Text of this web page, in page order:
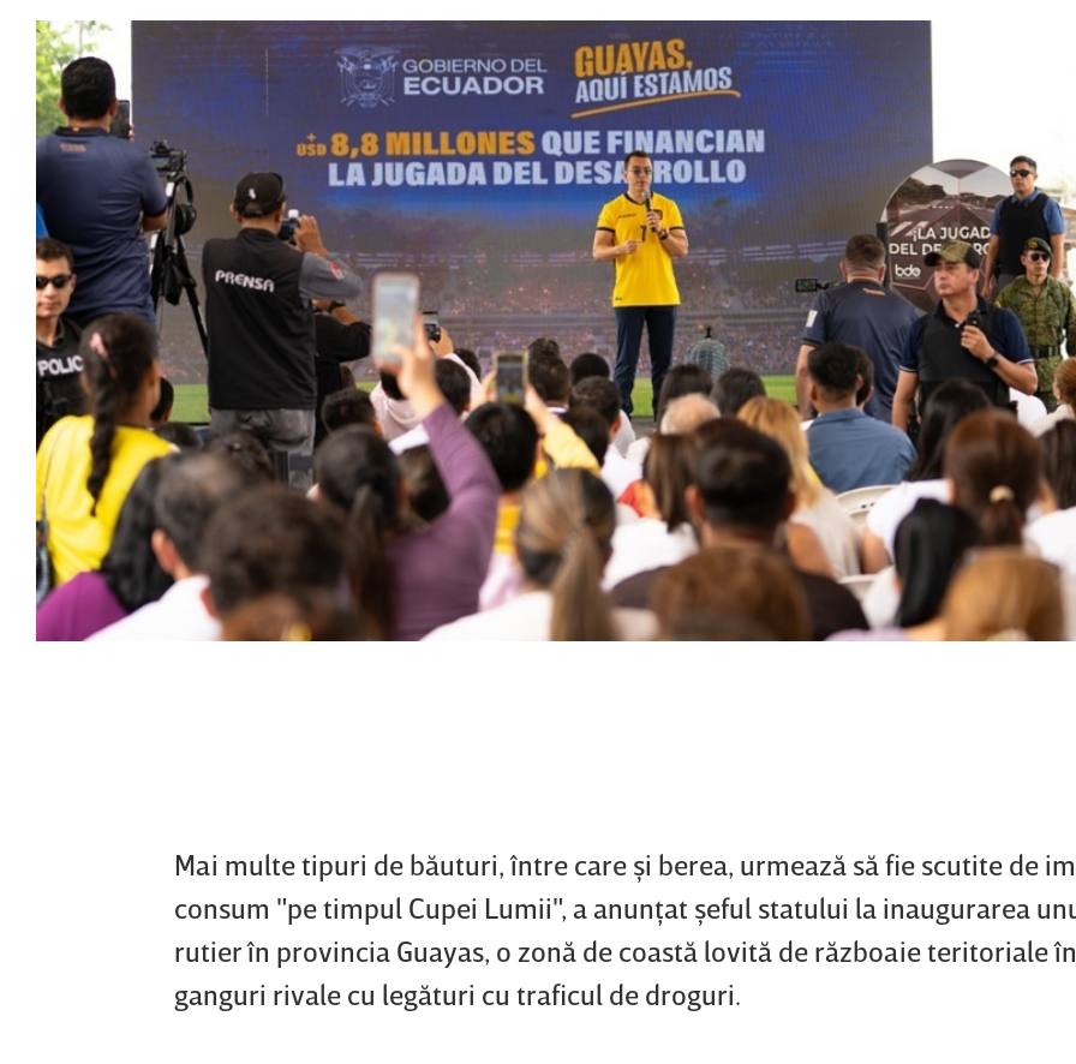
Mai multe tipuri de băuturi, între care şi berea, urmează să fie scutite de
consum "pe timpul Cupei Lumii", a anunţat şeful statului la inaugurarea
rutier în provincia Guayas, o zonă de coastă lovită de războaie teritoriale
ganguri rivale cu legături cu traficul de droguri.